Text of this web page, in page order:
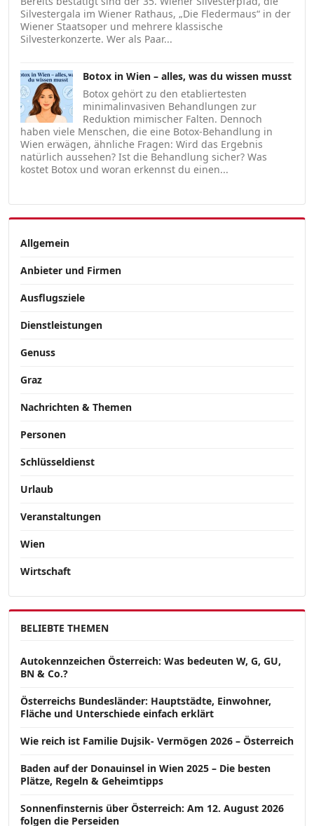
Silvestergala im Wiener Rathaus, „Die Fledermaus“ in der
Wiener Staatsoper und mehrere klassische
Silvesterkonzerte. Wer als Paar...
Botox in Wien – alles, was du wissen musst
Botox gehört zu den etabliertesten
minimalinvasiven Behandlungen zur
Reduktion mimischer Falten. Dennoch
haben viele Menschen, die eine Botox-Behandlung in
Wien erwägen, ähnliche Fragen: Wird das Ergebnis
natürlich aussehen? Ist die Behandlung sicher? Was
kostet Botox und woran erkennst du einen...
Allgemein
Anbieter und Firmen
Ausflugsziele
Dienstleistungen
Genuss
Graz
Nachrichten & Themen
Personen
Schlüsseldienst
Urlaub
Veranstaltungen
Wien
Wirtschaft
BELIEBTE THEMEN
Autokennzeichen Österreich: Was bedeuten W, G, GU,
BN & Co.?
Österreichs Bundesländer: Hauptstädte, Einwohner,
Fläche und Unterschiede einfach erklärt
Wie reich ist Familie Dujsik- Vermögen 2026 – Österreich
Baden auf der Donauinsel in Wien 2025 – Die besten
Plätze, Regeln & Geheimtipps
Sonnenfinsternis über Österreich: Am 12. August 2026
folgen die Perseiden